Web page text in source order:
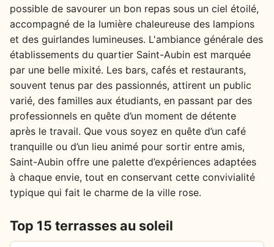
possible de savourer un bon repas sous un ciel étoilé,
accompagné de la lumière chaleureuse des lampions
et des guirlandes lumineuses. L'ambiance générale des
établissements du quartier Saint-Aubin est marquée
par une belle mixité. Les bars, cafés et restaurants,
souvent tenus par des passionnés, attirent un public
varié, des familles aux étudiants, en passant par des
professionnels en quête d’un moment de détente
après le travail. Que vous soyez en quête d’un café
tranquille ou d’un lieu animé pour sortir entre amis,
Saint-Aubin offre une palette d’expériences adaptées
à chaque envie, tout en conservant cette convivialité
typique qui fait le charme de la ville rose.
Top 15 terrasses au soleil